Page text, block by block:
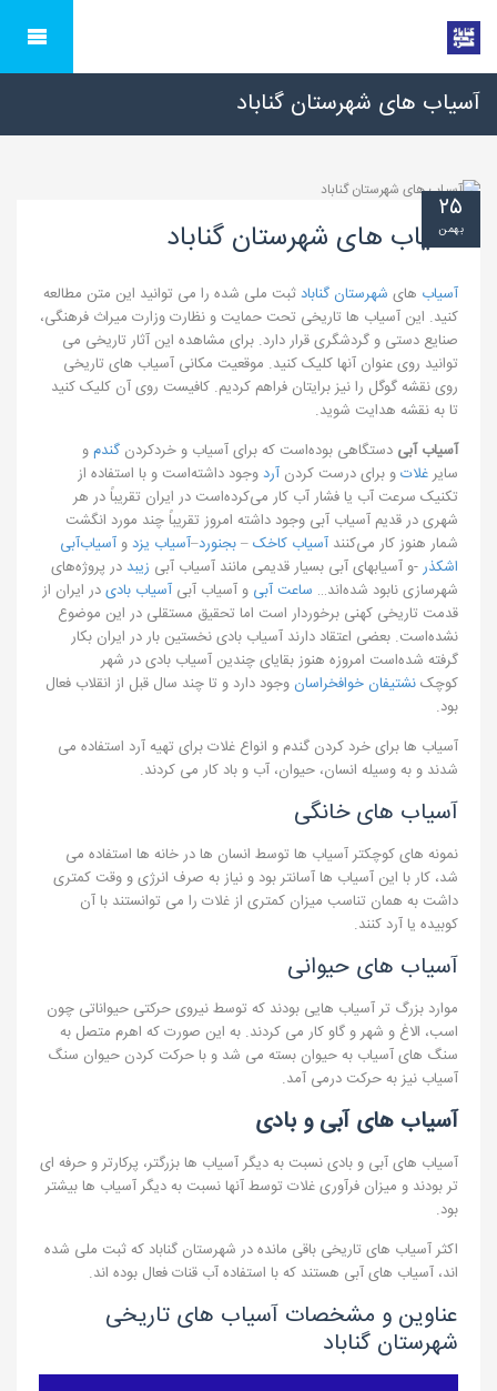
آسیاب های شهرستان گناباد
آسیاب های شهرستان گناباد
آسیاب های شهرستان گنابادثبت ملی شده را می توانید این متن مطالعه
کنید. این آسیاب ها تاریخی تحت حمایت و نظارت وزارت میراث فرهنگی،
صنایع دستی و گردشگری قرار دارد. برای مشاهده این آثار تاریخی می
توانید روی عنوان آنها کلیک کنید. موقعیت مکانی آسیاب های تاریخی
روی نقشه گوگل را نیز برایتان فراهم کردیم. کافیست روی آن کلیک کنید
تا به نقشه هدایت شوید.
آسیاب آبی دستگاهی بوده‌است که برای آسیاب و خردکردن گندمو
سایرغلاتو برای درست کردن آردوجود داشته‌است و با استفاده از
تکنیک سرعت آب یا فشار آب کار می‌کرده‌است در ایران تقریباً در هر
شهری در قدیم آسیاب آبی وجود داشته امروز تقریباً چند مورد انگشت
شمار هنوز کار می‌کنند آسیاب کاخک–بجنورد–آسیاب یزدو آسیاب‌آبی
اشکذر-و آسیابهای آبی بسیار قدیمی مانند آسیاب آبی زیبد در پروژه‌های
شهرسازی نابود شده‌اند… ساعت آبی و آسیاب آبی آسیاب بادیدر ایران از
قدمت تاریخی کهنی برخوردار است اما تحقیق مستقلی در این موضوع
نشده‌است. بعضی اعتقاد دارند آسیاب بادی نخستین بار در ایران بکار
گرفته شده‌است امروزه هنوز بقایای چندین آسیاب بادی در شهر
کوچکنشتیفانخوافخراسانوجود دارد و تا چند سال قبل از انقلاب فعال
بود.
آسیاب ها برای خرد کردن گندم و انواع غلات برای تهیه آرد استفاده می
شدند و به وسیله انسان، حیوان، آب و باد کار می کردند.
آسیاب های خانگی
نمونه های کوچکتر آسیاب ها توسط انسان ها در خانه ها استفاده می
شد، کار با این آسیاب ها آسانتر بود و نیاز به صرف انرژی و وقت کمتری
داشت به همان تناسب میزان کمتری از غلات را می توانستند با آن
کوبیده یا آرد کنند.
آسیاب های حیوانی
موارد بزرگ تر آسیاب هایی بودند که توسط نیروی حرکتی حیواناتی چون
اسب، الاغ و شهر و گاو کار می کردند. به این صورت که اهرم متصل به
سنگ های آسیاب به حیوان بسته می شد و با حرکت کردن حیوان سنگ
آسیاب نیز به حرکت درمی آمد.
آسیاب های آبی و بادی
آسیاب های آبی و بادی نسبت به دیگر آسیاب ها بزرگتر، پرکارتر و حرفه ای
تر بودند و میزان فرآوری غلات توسط آنها نسبت به دیگر آسیاب ها بیشتر
بود.
اکثر آسیاب های تاریخی باقی مانده در شهرستان گناباد که ثبت ملی شده
اند، آسیاب های آبی هستند که با استفاده آب قنات فعال بوده اند.
عناوین و مشخصات آسیاب های تاریخی
شهرستان گناباد
۲۵
بهمن